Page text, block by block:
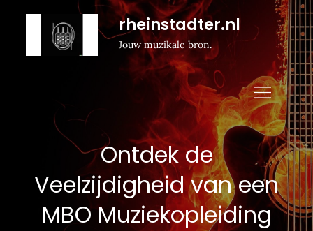
rheinstadter.nl
Jouw muzikale bron.
Ontdek de
Veelzijdigheid van een
MBO Muziekopleiding